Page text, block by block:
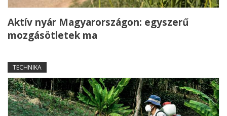
Aktív nyár Magyarországon: egyszerű
mozgásötletek ma
TECHNIKA